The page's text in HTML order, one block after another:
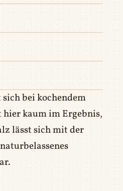
bei kochendem
hier kaum im Ergebnis,
lässt sich mit der